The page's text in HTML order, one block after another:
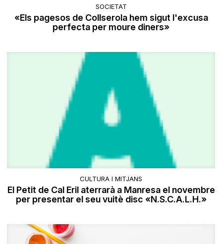
SOCIETAT
«Els pagesos de Collserola hem sigut l'excusa
perfecta per moure diners»
CULTURA I MITJANS
El Petit de Cal Eril aterrarà a Manresa el novembre
per presentar el seu vuitè disc «N.S.C.A.L.H.»